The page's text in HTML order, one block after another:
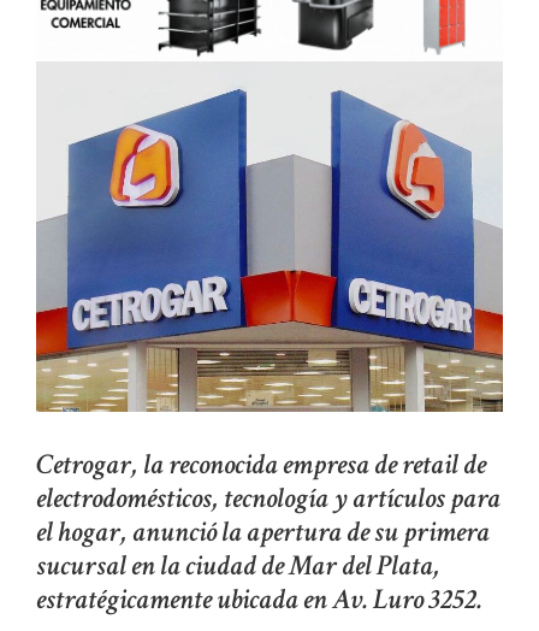
Cetrogar, la reconocida empresa de retail de
electrodomésticos, tecnología y artículos para
el hogar, anunció la apertura de su primera
sucursal en la ciudad de Mar del Plata,
estratégicamente ubicada en Av. Luro 3252.